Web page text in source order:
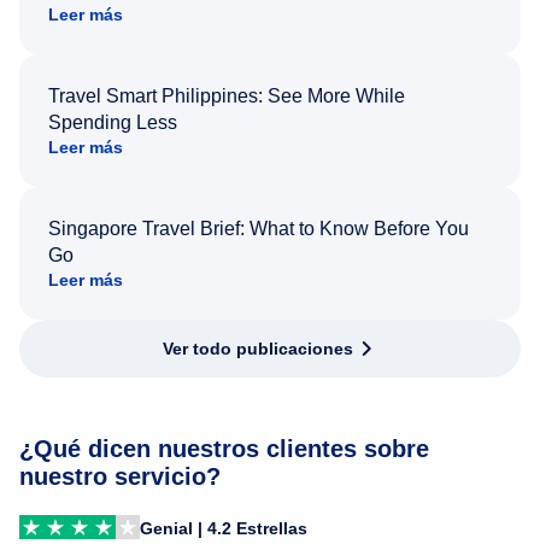
Leer más
Travel Smart Philippines: See More While
Spending Less
Leer más
Singapore Travel Brief: What to Know Before You
Go
Leer más
Ver todo publicaciones
¿Qué dicen nuestros clientes sobre
nuestro servicio?
Genial | 4.2 Estrellas